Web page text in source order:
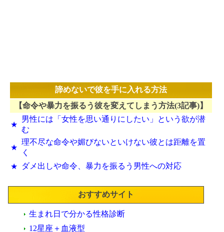
諦めないで彼を手に入れる方法
【命令や暴力を振るう彼を変えてしまう方法(3記事)】
★
男性には「女性を思い通りにしたい」という欲が潜
む
★
理不尽な命令や媚びないといけない彼とは距離を置
く
★
ダメ出しや命令、暴力を振るう男性への対応
おすすめサイト
生まれ日で分かる性格診断
12星座＋血液型